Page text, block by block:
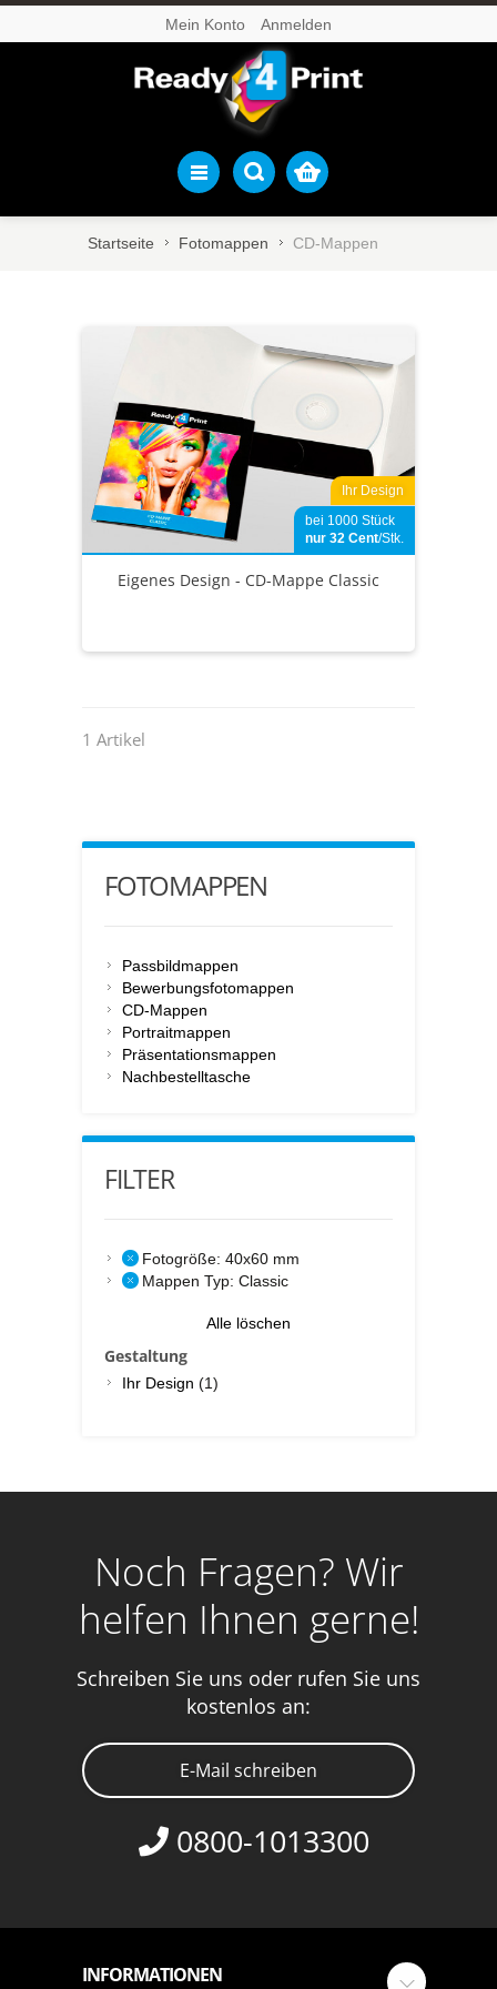
Mein Konto Anmelden
Startseite Fotomappen CD-Mappen
Ihr Design
bei 1000 Stück
nur 32 Cent/Stk.
Eigenes Design - CD-Mappe Classic
1 Artikel
FOTOMAPPEN
Passbildmappen
Bewerbungsfotomappen
CD-Mappen
Portraitmappen
Präsentationsmappen
Nachbestelltasche
FILTER
Fotogröße: 40x60 mm
Mappen Typ: Classic
Alle löschen
Gestaltung
Ihr Design (1)
Noch Fragen? Wir
helfen Ihnen gerne!
Schreiben Sie uns oder rufen Sie uns
kostenlos an:
E-Mail schreiben
0800-1013300
INFORMATIONEN